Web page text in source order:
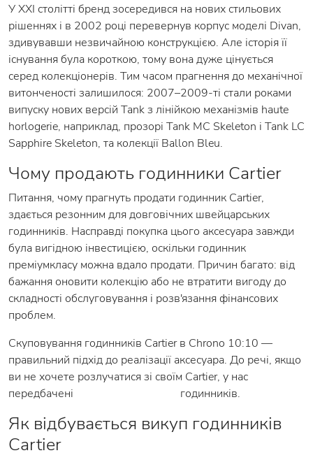
У XXI столітті бренд зосередився на нових стильових
рішеннях і в 2002 році перевернув корпус моделі Divan,
здивувавши незвичайною конструкцією. Але історія її
існування була короткою, тому вона дуже цінується
серед колекціонерів. Тим часом прагнення до механічної
витонченості залишилося: 2007–2009-ті стали роками
випуску нових версій Tank з лінійкою механізмів haute
horlogerie, наприклад, прозорі Tank MC Skeleton і Tank LC
Sapphire Skeleton, та колекції Ballon Bleu.
Чому продають годинники Cartier
Питання, чому прагнуть продати годинник Cartier,
здається резонним для довговічних швейцарських
годинників. Насправді покупка цього аксесуара завжди
була вигідною інвестицією, оскільки годинник
преміумкласу можна вдало продати. Причин багато: від
бажання оновити колекцію або не втратити вигоду до
складності обслуговування і розв'язання фінансових
проблем.
Скуповування годинників Cartier в Chrono 10:10 —
правильний підхід до реалізації аксесуара. До речі, якщо
ви не хочете розлучатися зі своїм Cartier, у нас
передбачені
годинників.
Як відбувається викуп годинників
Cartier